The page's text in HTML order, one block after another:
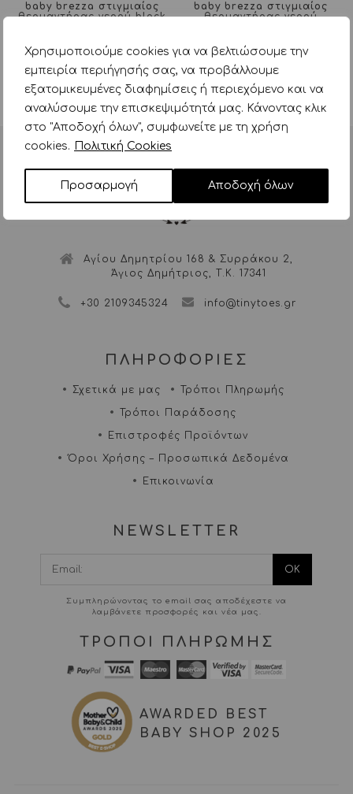
Χρησιμοποιούμε cookies για να βελτιώσουμε την
εμπειρία περιήγησής σας, να προβάλλουμε
εξατομικευμένες διαφημίσεις ή περιεχόμενο και να
αναλύσουμε την επισκεψιμότητά μας. Κάνοντας κλικ
στο "Αποδοχή όλων", συμφωνείτε με τη χρήση
cookies. Πολιτική Cookies
Προσαρμογή Αποδοχή όλων
baby brezza στιγμιαίος
θερμαντήρας νερού black
baby brezza στιγμιαίος
θερμαντήρας νερού
Ταξινόμηση Aνά σελίδα
Αγίου Δημητρίου 168 & Συρράκου 2,
Άγιος Δημήτριος, Τ.Κ. 17341
+30 2109345324 info@tinytoes.gr
ΠΛΗΡΟΦΟΡΙΕΣ
Σχετικά με μας Τρόποι Πληρωμής
Τρόποι Παράδοσης
Επιστροφές Προϊόντων
Όροι Χρήσης – Προσωπικά Δεδομένα
Επικοινωνία
NEWSLETTER
Συμπληρώνοντας το email σας αποδέχεστε να
λαμβάνετε προσφορές και νέα μας.
ΤΡΟΠΟΙ ΠΛΗΡΩΜΗΣ
AWARDED BEST
BABY SHOP 2025